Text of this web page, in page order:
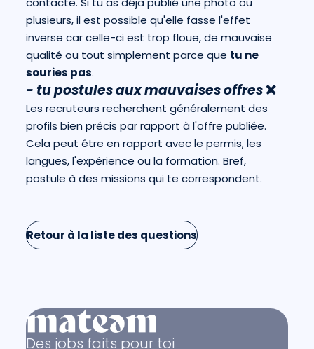
plusieurs, il est possible qu'elle fasse l'effet
inverse car celle-ci est trop floue, de mauvaise
qualité ou tout simplement parce que tu ne
souries pas.
- tu postules aux mauvaises offres❌
Les recruteurs recherchent généralement des
profils bien précis par rapport à l'offre publiée.
Cela peut être en rapport avec le permis, les
langues, l'expérience ou la formation. Bref,
postule à des missions qui te correspondent.
Retour à la liste des questions
Des jobs faits pour toi